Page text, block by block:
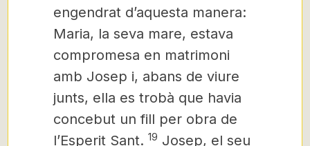
engendrat d’aquesta manera:
Maria, la seva mare, estava
compromesa en matrimoni
amb Josep i, abans de viure
junts, ella es trobà que havia
concebut un fill per obra de
l’Esperit Sant. 19 Josep, el seu